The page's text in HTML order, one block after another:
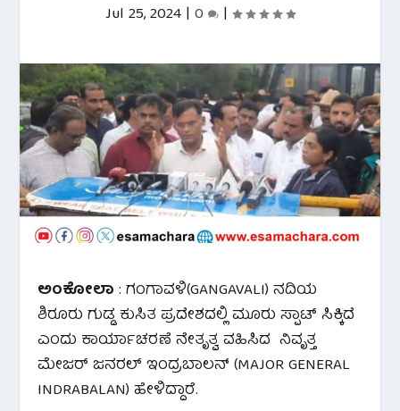
Jul 25, 2024 | 0 |
ಅಂಕೋಲಾ : ಗಂಗಾವಳಿ(GANGAVALI) ನದಿಯ
ಶಿರೂರು ಗುಡ್ಡ ಕುಸಿತ ಪ್ರದೇಶದಲ್ಲಿ ಮೂರು ಸ್ಪಾಟ್ ಸಿಕ್ಕಿದೆ
ಎಂದು ಕಾರ್ಯಾಚರಣೆ ನೇತೃತ್ವ ವಹಿಸಿದ ನಿವೃತ್ತ
ಮೇಜರ್ ಜನರಲ್ ಇಂದ್ರಬಾಲನ್ (MAJOR GENERAL
INDRABALAN) ಹೇಳಿದ್ದಾರೆ.